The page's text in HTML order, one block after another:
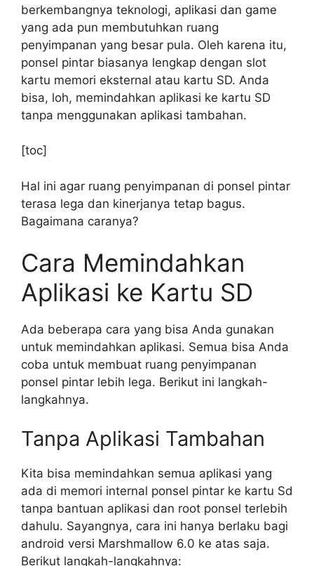
berkembangnya teknologi, aplikasi dan game
yang ada pun membutuhkan ruang
penyimpanan yang besar pula. Oleh karena itu,
ponsel pintar biasanya lengkap dengan slot
kartu memori eksternal atau kartu SD. Anda
bisa, loh, memindahkan aplikasi ke kartu SD
tanpa menggunakan aplikasi tambahan.
[toc]
Hal ini agar ruang penyimpanan di ponsel pintar
terasa lega dan kinerjanya tetap bagus.
Bagaimana caranya?
Cara Memindahkan
Aplikasi ke Kartu SD
Ada beberapa cara yang bisa Anda gunakan
untuk memindahkan aplikasi. Semua bisa Anda
coba untuk membuat ruang penyimpanan
ponsel pintar lebih lega. Berikut ini langkah-
langkahnya.
Tanpa Aplikasi Tambahan
Kita bisa memindahkan semua aplikasi yang
ada di memori internal ponsel pintar ke kartu Sd
tanpa bantuan aplikasi dan root ponsel terlebih
dahulu. Sayangnya, cara ini hanya berlaku bagi
android versi Marshmallow 6.0 ke atas saja.
Berikut langkah-langkahnya: